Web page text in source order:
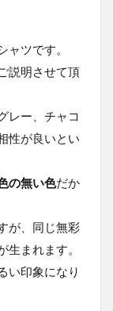
ツです。
説明させて頂
レー、チャコ
性が良いとい
の無い色だか
が、同じ無彩
まれます。
い印象になり